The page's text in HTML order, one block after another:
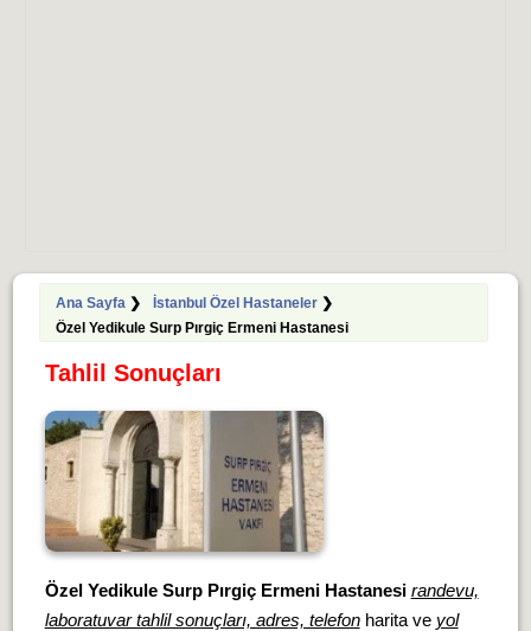
Ana Sayfa❯ İstanbul Özel Hastaneler❯
Özel Yedikule Surp Pırgiç Ermeni Hastanesi
Tahlil Sonuçları
Özel Yedikule Surp Pırgiç Ermeni Hastanesi randevu,
laboratuvar tahlil sonuçları, adres, telefonharita ve yol